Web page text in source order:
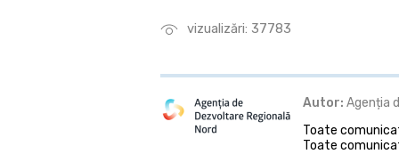
vizualizări: 37783
Autor: Agenția
Toate
Toate